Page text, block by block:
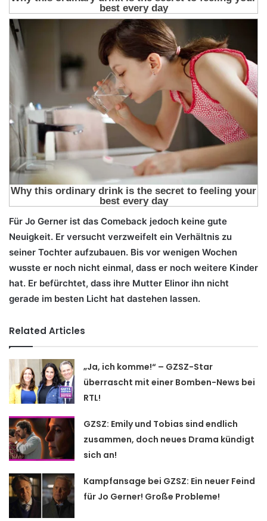
Für Jo Gerner ist das Comeback jedoch keine gute
Neuigkeit. Er versucht verzweifelt ein Verhältnis zu
seiner Tochter aufzubauen. Bis vor wenigen Wochen
wusste er noch nicht einmal, dass er noch weitere Kinder
hat. Er befürchtet, dass ihre Mutter Elinor ihn nicht
gerade im besten Licht hat dastehen lassen.
Related Articles
„Ja, ich komme!“ – GZSZ-Star
überrascht mit einer Bomben-News bei
RTL!
GZSZ: Emily und Tobias sind endlich
zusammen, doch neues Drama kündigt
sich an!
Kampfansage bei GZSZ: Ein neuer Feind
für Jo Gerner! Große Probleme!